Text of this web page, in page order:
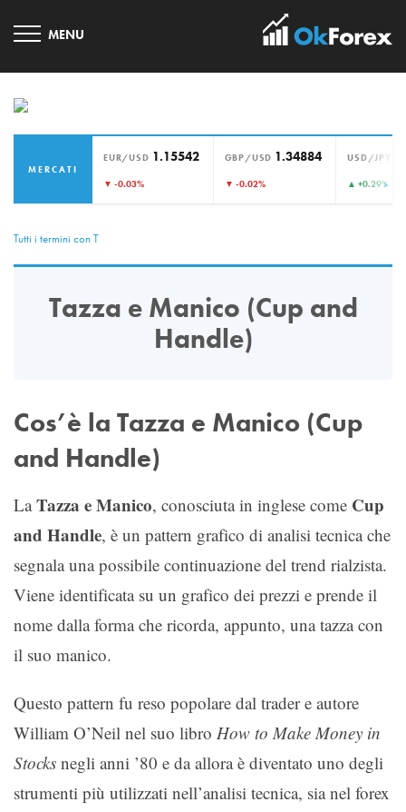
MERCATI
EUR/USD 1.15542
▼ -0.03%
GBP/USD 1.34884
▼ -0.02%
USD/JPY
▲ +0.29%
›
Tutti i termini con T
Tazza e Manico (Cup and
Handle)
Cos’è la Tazza e Manico (Cup
and Handle)
LaTazza e Manico, conosciuta in inglese come Cup
and Handle, è un pattern grafico di analisi tecnica che
segnala una possibile continuazione del trend rialzista.
Viene identificata su un grafico dei prezzi e prende il
nome dalla forma che ricorda, appunto, una tazza con
il suo manico.
Questo pattern fu reso popolare dal trader e autore
William O’Neil nel suo libro How to Make Money in
Stocks negli anni ’80 e da allora è diventato uno degli
strumenti più utilizzati nell’analisi tecnica, sia nel forex